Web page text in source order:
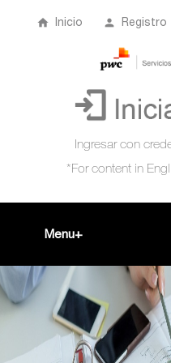
Inicio Registro
Menu
¿Qué es?
Perfil de
Biblioteca Virtual